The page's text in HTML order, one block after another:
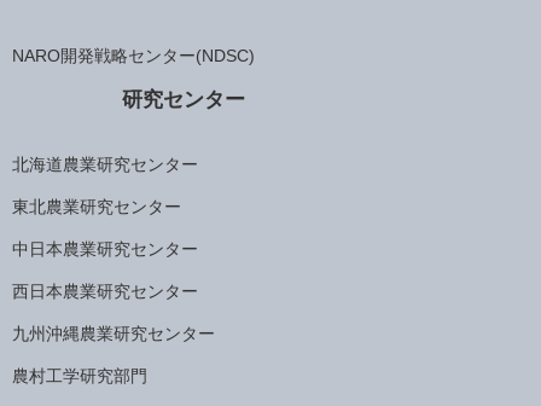
NARO開発戦略センター(NDSC)
研究センター
北海道農業研究センター
東北農業研究センター
中日本農業研究センター
西日本農業研究センター
九州沖縄農業研究センター
農村工学研究部門